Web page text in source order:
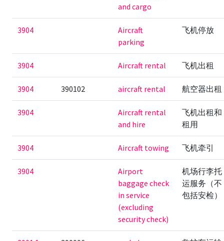
and cargo
3904
Aircraft
parking
飞机停放
3904 Aircraft rental 飞机出租
3904 390102 aircraft rental 航空器出租
3904
Aircraft rental
and hire
飞机出租和
租用
3904 Aircraft towing 飞机牵引
3904
Airport
baggage check
in service
(excluding
security check)
机场行李托
运服务（不
包括安检）